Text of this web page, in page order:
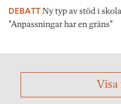
DEBATT Ny typ av stöd i
"Anpassningar har en gräns”